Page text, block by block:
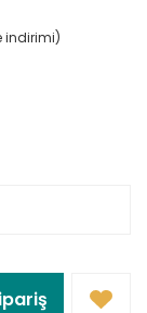
indirimi)